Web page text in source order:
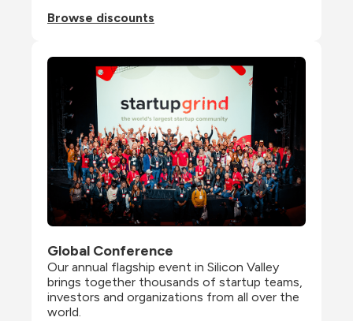
Browse discounts
Global Conference
Our annual flagship event in Silicon Valley
brings together thousands of startup teams,
investors and organizations from all over the
world.